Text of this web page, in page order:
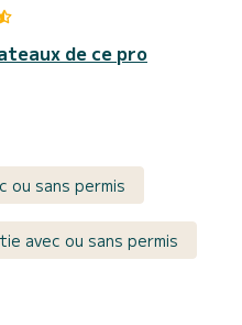
de ce pro
ou sans permis
avec ou sans permis